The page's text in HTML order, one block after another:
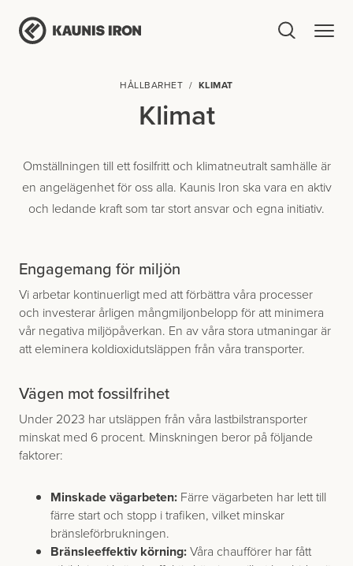
HÅLLBARHET KLIMAT
Klimat
Omställningen till ett fosilfritt och klimatneutralt samhälle är
en angelägenhet för oss alla. Kaunis Iron ska vara en aktiv
och ledande kraft som tar stort ansvar och egna initiativ.
Engagemang för miljön
Vi arbetar kontinuerligt med att förbättra våra processer
och investerar årligen mångmiljonbelopp för att minimera
vår negativa miljöpåverkan. En av våra stora utmaningar är
att eleminera koldioxidutsläppen från våra transporter.
Vägen mot fossilfrihet
Under 2023 har utsläppen från våra lastbilstransporter
minskat med 6 procent. Minskningen beror på följande
faktorer:
Minskade vägarbeten: Färre vägarbeten har lett till
färre start och stopp i trafiken, vilket minskar
bränsleförbrukningen.
Bränsleeffektiv körning:Våra chaufförer har fått